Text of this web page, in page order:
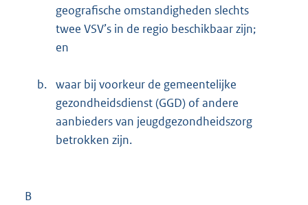
geografische omstandigheden slechts
twee VSV’s in de regio beschikbaar zijn;
en
b. waar bij voorkeur de gemeentelijke
gezondheidsdienst (GGD) of andere
aanbieders van jeugdgezondheidszorg
betrokken zijn.
B